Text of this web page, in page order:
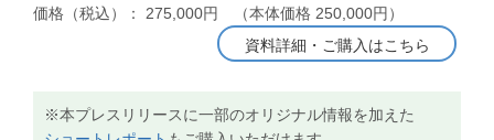
価格（税込）： 275,000円 （本体価格 250,000円）
資料詳細・ご購入はこちら
※本プレスリリースに一部のオリジナル情報を加えた